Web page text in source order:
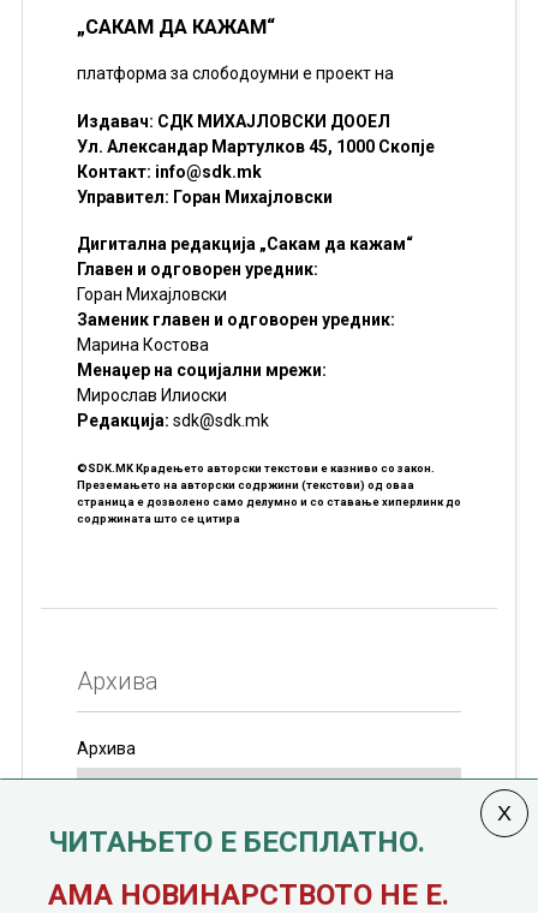
„САКАМ ДА КАЖАМ“
платформа за слободоумни е проект на
Издавач: СДК МИХАЈЛОВСКИ ДООЕЛ
Ул. Александар Мартулков 45, 1000 Скопје
Контакт: info@sdk.mk
Управител: Горан Михајловски
Дигитална редакција „Сакам да кажам“
Главен и одговорен уредник:
Горан Михајловски
Заменик главен и одговорен уредник:
Марина Костова
Менаџер на социјални мрежи:
Мирослав Илиоски
Редакцијa: sdk@sdk.mk
©SDK.MK Крадењето авторски текстови е казниво со закон.
Преземањето на авторски содржини (текстови) од оваа
страница е дозволено само делумно и со ставање хиперлинк до
содржината што се цитира
Архива
Архива
јануари, 1991 година
ЧИТАЊЕТО Е БЕСПЛАТНО.
АМА НОВИНАРСТВОТО НЕ Е.